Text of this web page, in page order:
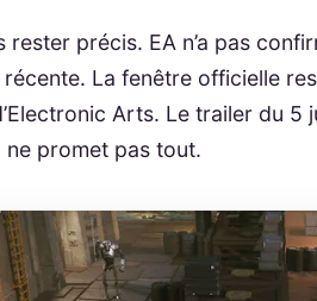
rester précis. EA n’a pas
récente. La fenêtre officielle
Arts. Le trailer du
ne promet pas tout.